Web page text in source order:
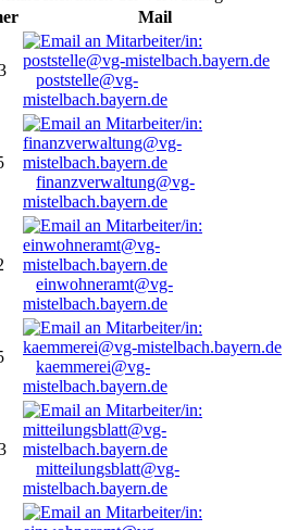
Mail
poststelle@vg-
mistelbach.bayern.de
finanzverwaltung@vg-
mistelbach.bayern.de
einwohneramt@vg-
mistelbach.bayern.de
kaemmerei@vg-
mistelbach.bayern.de
mitteilungsblatt@vg-
mistelbach.bayern.de